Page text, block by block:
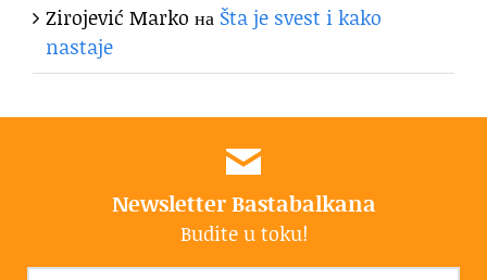
Zirojević Marko на Šta je svest i kako
nastaje
Newsletter Bastabalkana
Budite u toku!